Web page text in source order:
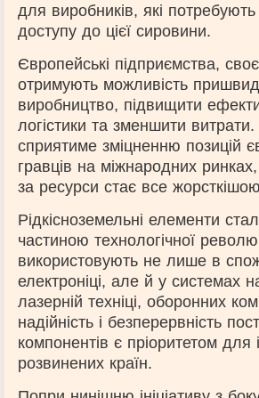
для виробників, які
доступу до цієї сировини.
Європейські підприємства,
отримують можливість
виробництво, підвищити
логістики та зменшити
сприятиме зміцненню позицій
гравців на міжнародних
за ресурси стає все
Рідкісноземельні елементи
частиною технологічної
використовують не лише в
електроніці, але й у системах
лазерній техніці, оборонних
надійність і безперервність
компонентів є пріоритетом для
розвинених країн.